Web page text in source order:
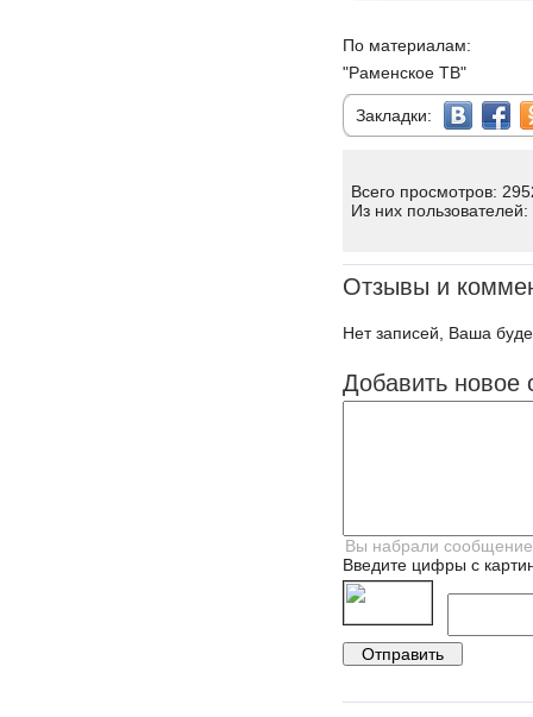
По материалам:
"Раменское ТВ"
Закладки:
Всего просмотров:
Из них пользователей:
Отзывы и
Нет записей, Ваша
Добавить новое
Введите цифры с